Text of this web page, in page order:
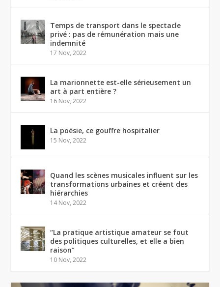
Temps de transport dans le spectacle
privé : pas de rémunération mais une
indemnité
17 Nov, 2022
La marionnette est-elle sérieusement un
art à part entière ?
16 Nov, 2022
La poésie, ce gouffre hospitalier
15 Nov, 2022
Quand les scènes musicales influent sur les
transformations urbaines et créent des
hiérarchies
14 Nov, 2022
“La pratique artistique amateur se fout
des politiques culturelles, et elle a bien
raison”
10 Nov, 2022